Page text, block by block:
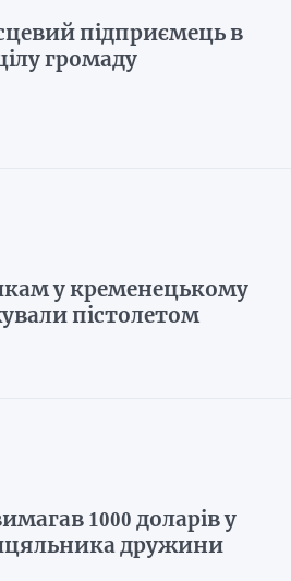
підприємець в
громаду
у кременецькому
пістолетом
1000 доларів у
дружини